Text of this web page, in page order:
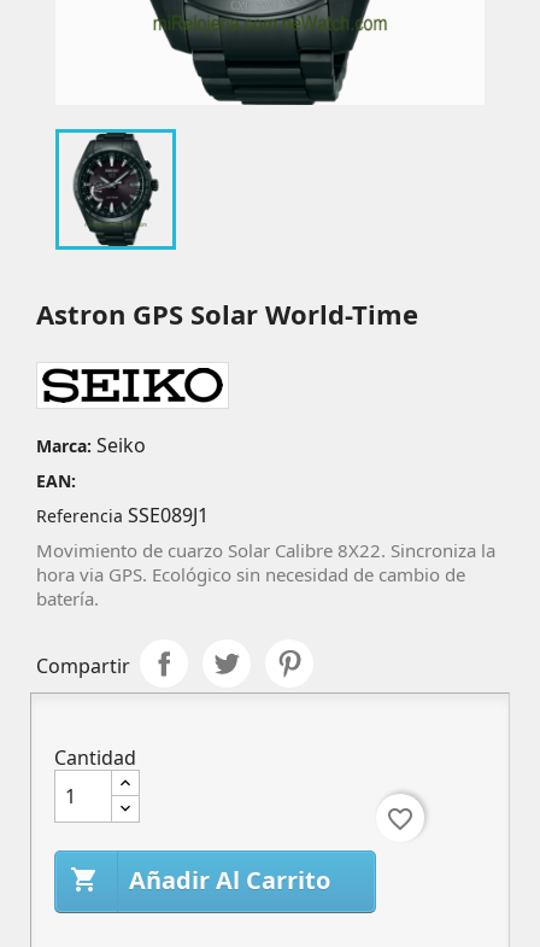
Astron GPS Solar World-Time
Marca: Seiko
EAN:
Referencia SSE089J1
Movimiento de cuarzo Solar Calibre 8X22. Sincroniza la
hora via GPS. Ecológico sin necesidad de cambio de
batería.
Compartir
Cantidad
 Añadir Al Carrito
favorite_border